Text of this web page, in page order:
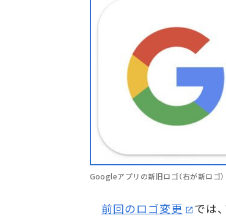
Googleアプリの新旧ロゴ（右が新ロゴ）
前回のロゴ変更
では